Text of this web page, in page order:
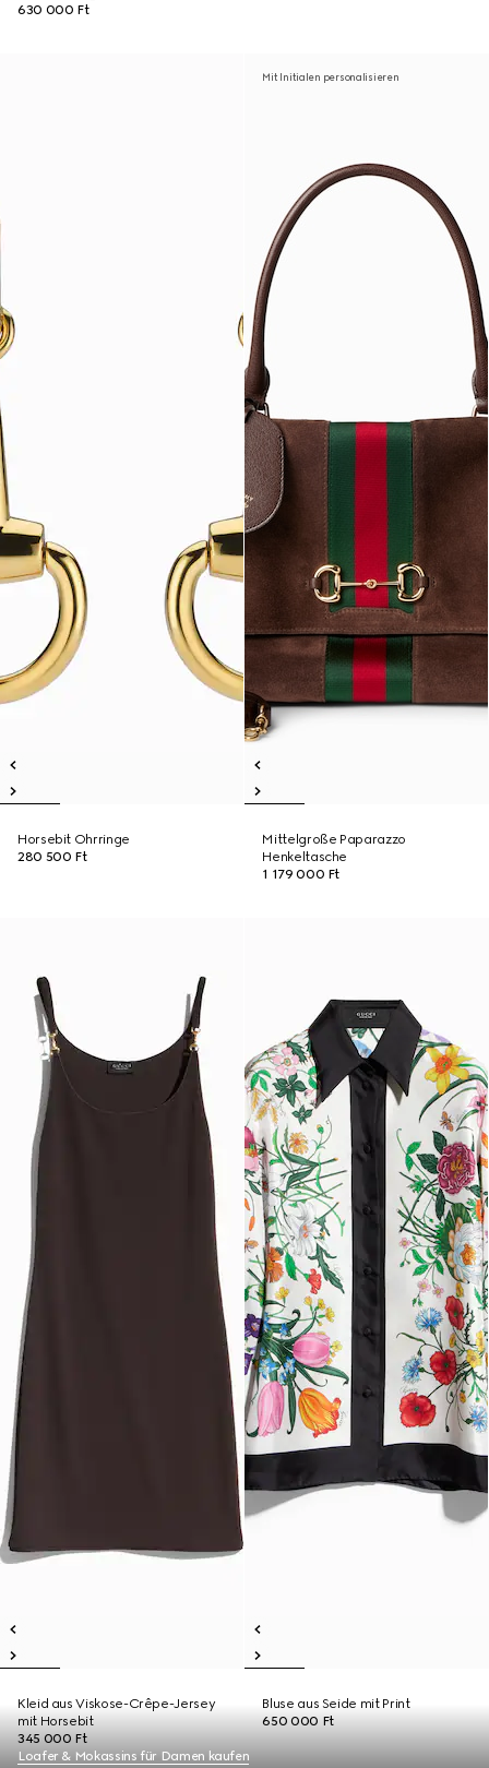
630 000 Ft
Horsebit Ohrringe
280 500 Ft
Mit Initialen personalisieren
Mittelgroße Paparazzo
Henkeltasche
1 179 000 Ft
Kleid aus Viskose-Crêpe-Jersey
mit Horsebit
345 000 Ft
Bluse aus Seide mit Print
650 000 Ft
Loafer & Mokassins für Damen kaufen